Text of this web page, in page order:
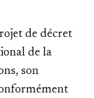
de décret
de la
son